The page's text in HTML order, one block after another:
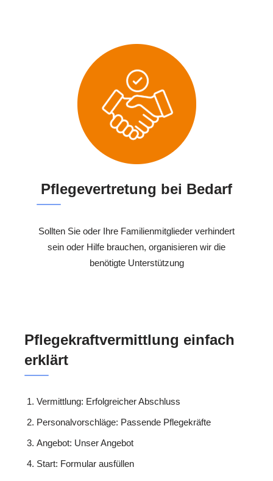
Pflegevertretung bei Bedarf
Sollten Sie oder Ihre Familienmitglieder verhindert
sein oder Hilfe brauchen, organisieren wir die
benötigte Unterstützung
Pflegekraftvermittlung einfach
erklärt
Vermittlung: Erfolgreicher Abschluss
Personalvorschläge: Passende Pflegekräfte
Angebot: Unser Angebot
Start: Formular ausfüllen